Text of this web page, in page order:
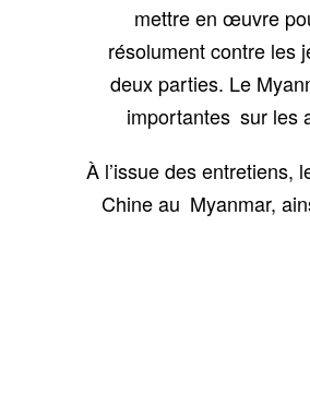
mettre en œuvre
résolument contre les
deux parties. Le
importantes sur les
À l’issue des
Chine au Myanmar,